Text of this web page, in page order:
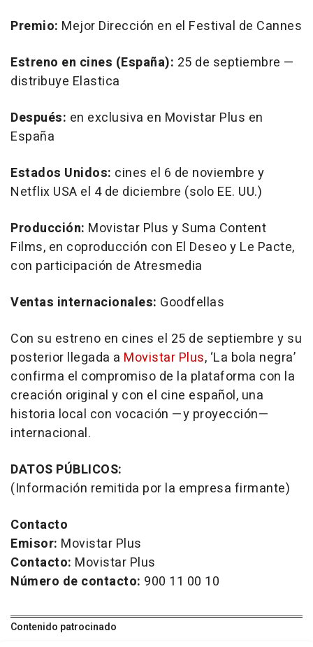
Premio: Mejor Dirección en el Festival de Cannes
Estreno en cines (España): 25 de septiembre —
distribuye Elastica
Después: en exclusiva en Movistar Plus en
España
Estados Unidos: cines el 6 de noviembre y
Netflix USA el 4 de diciembre (solo EE. UU.)
Producción: Movistar Plus y Suma Content
Films, en coproducción con El Deseo y Le Pacte,
con participación de Atresmedia
Ventas internacionales: Goodfellas
Con su estreno en cines el 25 de septiembre y su
posterior llegada a Movistar Plus, ‘La bola negra’
confirma el compromiso de la plataforma con la
creación original y con el cine español, una
historia local con vocación —y proyección—
internacional.
DATOS PÚBLICOS:
(Información remitida por la empresa firmante)
Contacto
Emisor: Movistar Plus
Contacto: Movistar Plus
Número de contacto: 900 11 00 10
Contenido patrocinado